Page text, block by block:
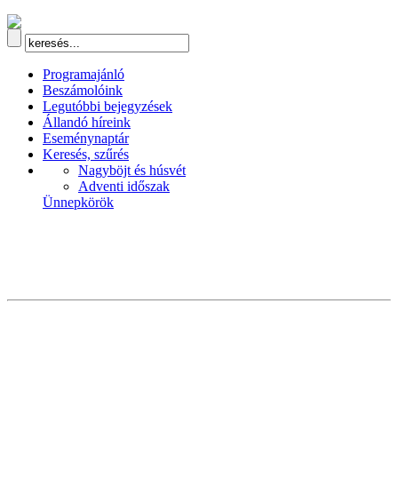
Programajánló
Beszámolóink
Legutóbbi bejegyzések
Állandó híreink
Eseménynaptár
Keresés, szűrés
Nagyböjt és húsvét
Adventi időszak
Ünnepkörök